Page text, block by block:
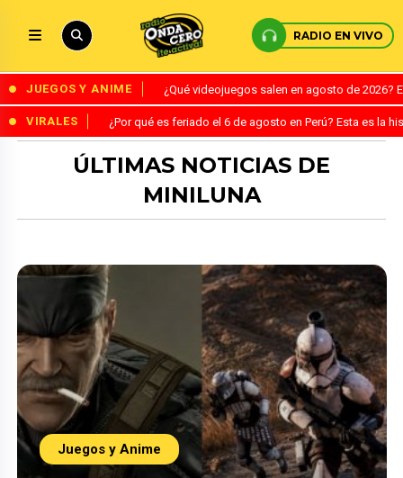
RADIO EN VIVO
JUEGOS Y ANIME ¿Qué videojuegos salen en agosto de
VIRALES ¿Por qué es feriado el 6 de agosto en Perú? Esta es la
ÚLTIMAS NOTICIAS DE
MINILUNA
Juegos y Anime